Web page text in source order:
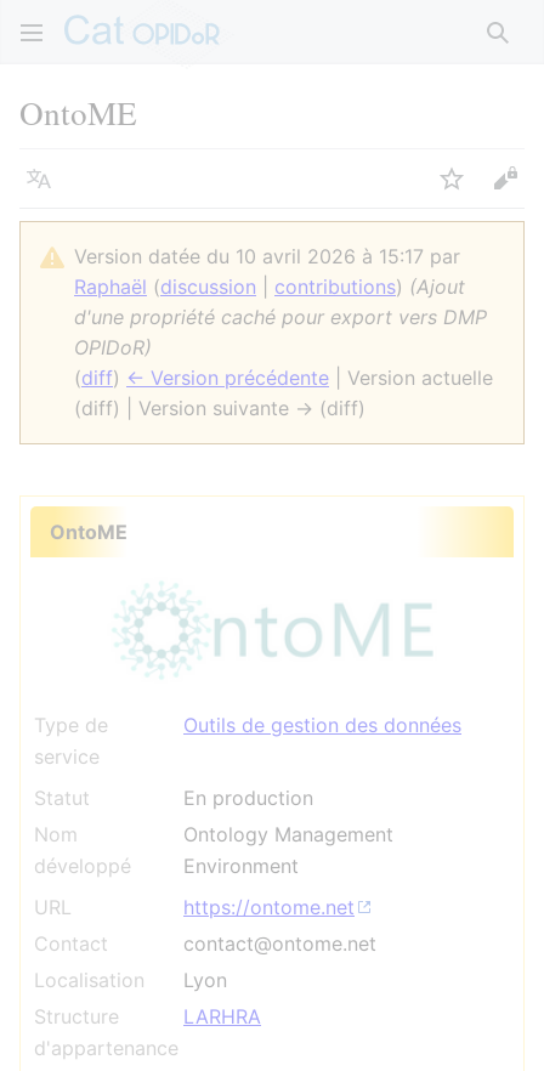
OntoME
Langue Suivre
Version datée du 10 avril 2026 à 15:17 par
Raphaël (discussion contributions) (Ajout
d'une propriété caché pour export vers DMP
OPIDoR)
(diff) ← Version précédente | Version actuelle
(diff) | Version suivante → (diff)
OntoME
Type de
service
Outils de gestion des données
Statut
En production
Nom
développé
Ontology Management
Environment
URL
https://ontome.net
Contact
contact@ontome.net
Localisation
Lyon
Structure
d'appartenance
LARHRA